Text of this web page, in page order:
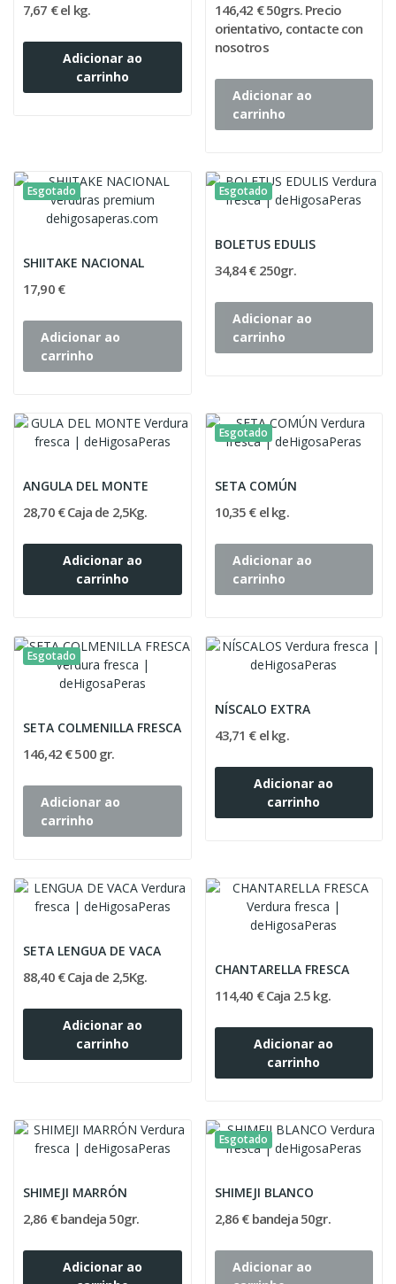
7,67 € el kg.
Adicionar ao
carrinho
146,42 € 50grs. Precio
orientativo, contacte con
nosotros
Adicionar ao
carrinho
Esgotado
SHIITAKE NACIONAL
17,90 €
Adicionar ao
carrinho
Esgotado
BOLETUS EDULIS
34,84 € 250gr.
Adicionar ao
carrinho
ANGULA DEL MONTE
28,70 € Caja de 2,5Kg.
Adicionar ao
carrinho
Esgotado
SETA COMÚN
10,35 € el kg.
Adicionar ao
carrinho
Esgotado
SETA COLMENILLA FRESCA
146,42 € 500 gr.
Adicionar ao
carrinho
NÍSCALO EXTRA
43,71 € el kg.
Adicionar ao
carrinho
SETA LENGUA DE VACA
88,40 € Caja de 2,5Kg.
Adicionar ao
carrinho
CHANTARELLA FRESCA
114,40 € Caja 2.5 kg.
Adicionar ao
carrinho
SHIMEJI MARRÓN
2,86 € bandeja 50gr.
Adicionar ao
Esgotado
SHIMEJI BLANCO
2,86 € bandeja 50gr.
Adicionar ao